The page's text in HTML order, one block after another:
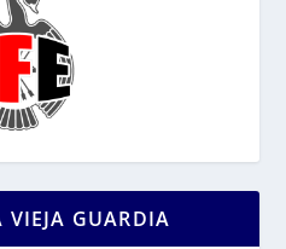
GUARDIA